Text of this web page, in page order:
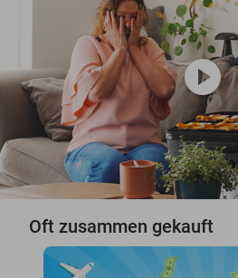
play_circle
Oft zusammen gekauft